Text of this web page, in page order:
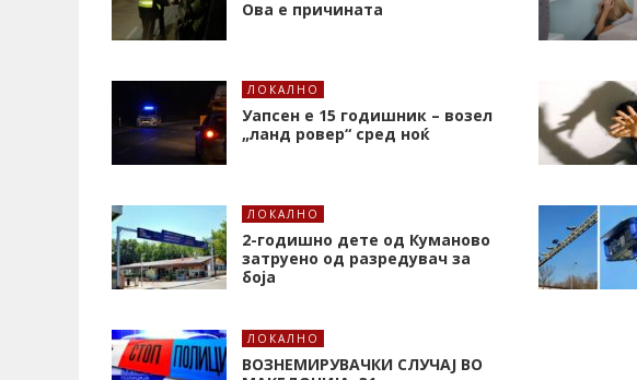
Ова е причината
ЛОКАЛНО
Уапсен е 15 годишник – возел
„ланд ровер“ сред ноќ
ЛОКАЛНО
2-годишно дете од Куманово
затруено од разредувач за
боја
ЛОКАЛНО
ВОЗНЕМИРУВАЧКИ СЛУЧАЈ ВО